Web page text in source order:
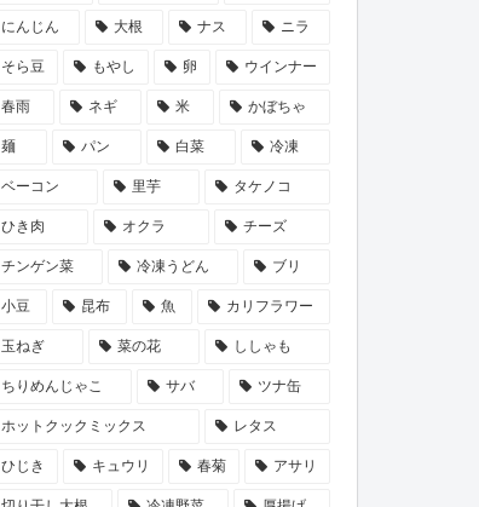
にんじん 大根 ナス ニラ
そら豆 もやし 卵 ウインナー
春雨 ネギ 米 かぼちゃ
麺 パン 白菜 冷凍
ベーコン 里芋 タケノコ
ひき肉 オクラ チーズ
チンゲン菜 冷凍うどん ブリ
小豆 昆布 魚 カリフラワー
玉ねぎ 菜の花 ししゃも
ちりめんじゃこ サバ ツナ缶
ホットクックミックス レタス
ひじき キュウリ 春菊 アサリ